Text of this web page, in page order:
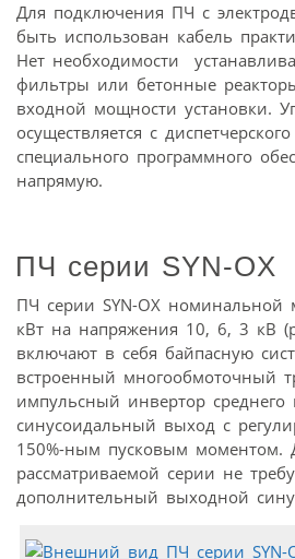
Для подключения ПЧ с
быть использован кабель
Нет необходимости
фильтры или бетонные
входной мощности установки.
осуществляется с
специального программного
напрямую.
ПЧ серии SYN-OX
ПЧ серии SYN-OX номинальной
кВт на напряжения 10, 6, 3 кВ
включают в себя байпасную
встроенный многообмоточный
импульсный инвертор
синусоидальный выход с
150%-ным пусковым моментом.
рассматриваемой серии не
дополнительный выходной